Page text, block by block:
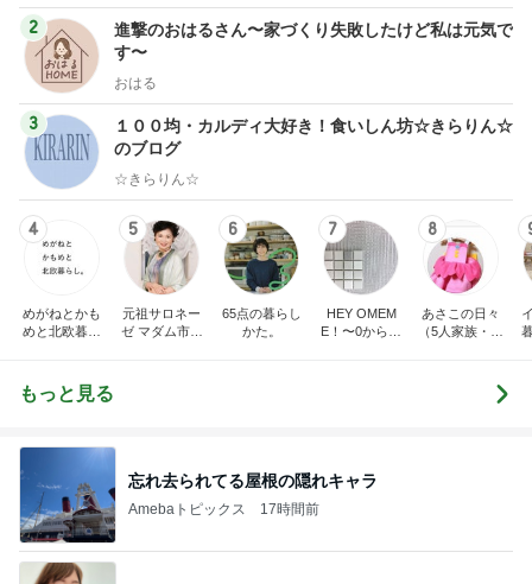
2
進撃のおはるさん〜家づくり失敗したけど私は元気で
す〜
おはる
3
１００均・カルディ大好き！食いしん坊☆きらりん☆
のブログ
☆きらりん☆
4
めがねとかも
めと北欧暮ら
5
元祖サロネー
ゼ マダム市川
6
65点の暮らし
かた。
7
HEY OMEM
E！〜0からの
8
あさこの日々
（5人家族・投
もっと見る
忘れ去られてる屋根の隠れキャラ
Amebaトピックス 17時間前